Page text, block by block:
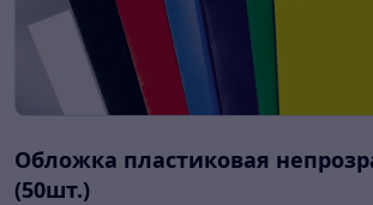
Обложка пластиковая
(50шт.)